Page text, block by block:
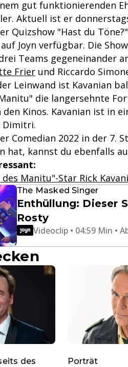
gut funktionierenden
Aktuell ist er
Quizshow "Hast du
Joyn verfügbar. Die
Teams gegeneinander
Frier und Riccardo
Leinwand ist Kavanian
die langersehnte
Kinos. Kavanian ist in
Dimitri.
Comedian 2022 in der 7.
hat, kannst du ebenfalls
des Manitu"-Star Rick
The Masked Singer
Enthüllung: Dieser
Rosty
Videoclip • 04:59 Min •
des
Porträt